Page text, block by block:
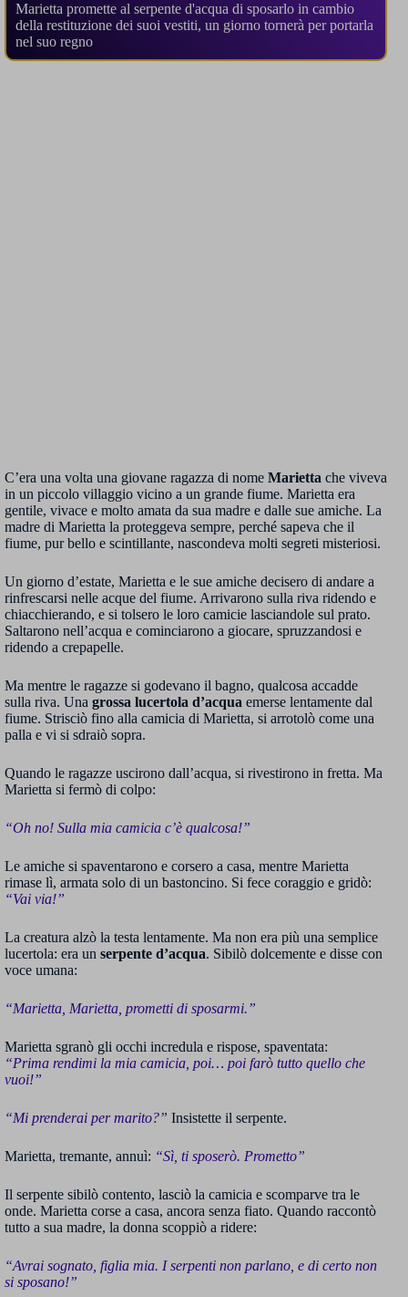
Marietta promette al serpente d'acqua di sposarlo in cambio
della restituzione dei suoi vestiti, un giorno tornerà per portarla
nel suo regno
C’era una volta una giovane ragazza di nome Marietta che viveva
in un piccolo villaggio vicino a un grande fiume. Marietta era
gentile, vivace e molto amata da sua madre e dalle sue amiche. La
madre di Marietta la proteggeva sempre, perché sapeva che il
fiume, pur bello e scintillante, nascondeva molti segreti misteriosi.
Un giorno d’estate, Marietta e le sue amiche decisero di andare a
rinfrescarsi nelle acque del fiume. Arrivarono sulla riva ridendo e
chiacchierando, e si tolsero le loro camicie lasciandole sul prato.
Saltarono nell’acqua e cominciarono a giocare, spruzzandosi e
ridendo a crepapelle.
Ma mentre le ragazze si godevano il bagno, qualcosa accadde
sulla riva. Una grossa lucertola d’acqua emerse lentamente dal
fiume. Strisciò fino alla camicia di Marietta, si arrotolò come una
palla e vi si sdraiò sopra.
Quando le ragazze uscirono dall’acqua, si rivestirono in fretta. Ma
Marietta si fermò di colpo:
“Oh no! Sulla mia camicia c’è qualcosa!”
Le amiche si spaventarono e corsero a casa, mentre Marietta
rimase lì, armata solo di un bastoncino. Si fece coraggio e gridò:
“Vai via!”
La creatura alzò la testa lentamente. Ma non era più una semplice
lucertola: era un serpente d’acqua. Sibilò dolcemente e disse con
voce umana:
“Marietta, Marietta, prometti di sposarmi.”
Marietta sgranò gli occhi incredula e rispose, spaventata:
“Prima rendimi la mia camicia, poi… poi farò tutto quello che
vuoi!”
“Mi prenderai per marito?” Insistette il serpente.
Marietta, tremante, annuì: “Sì, ti sposerò. Prometto”
Il serpente sibilò contento, lasciò la camicia e scomparve tra le
onde. Marietta corse a casa, ancora senza fiato. Quando raccontò
tutto a sua madre, la donna scoppiò a ridere:
“Avrai sognato, figlia mia. I serpenti non parlano, e di certo non
si sposano!”